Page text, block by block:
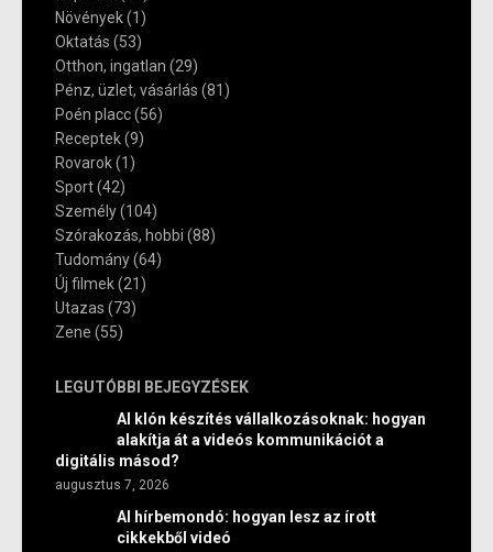
Növények(1)
Oktatás (53)
Otthon, ingatlan (29)
Pénz, üzlet, vásárlás (81)
Poén placc(56)
Receptek(9)
Rovarok(1)
Sport(42)
Személy(104)
Szórakozás, hobbi (88)
Tudomány(64)
Új filmek(21)
Utazas (73)
Zene (55)
LEGUTÓBBI BEJEGYZÉSEK
AI klón készítés vállalkozásoknak: hogyan
alakítja át a videós kommunikációt a
digitális másod?
augusztus 7, 2026
AI hírbemondó: hogyan lesz az írott
cikkekből videó